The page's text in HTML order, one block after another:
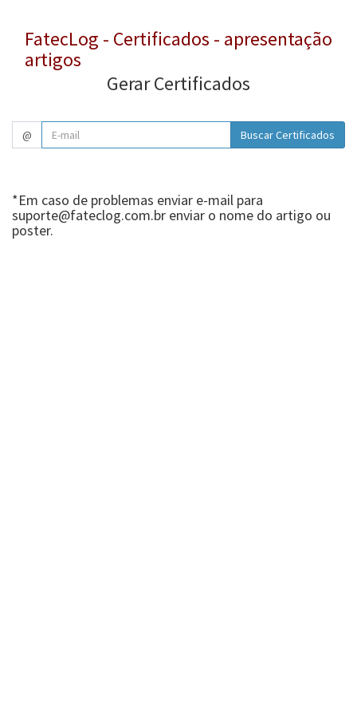
FatecLog - Certificados - apresentação
artigos
Gerar Certificados
@
*Em caso de problemas enviar e-mail para
suporte@fateclog.com.br enviar o nome do artigo ou
poster.